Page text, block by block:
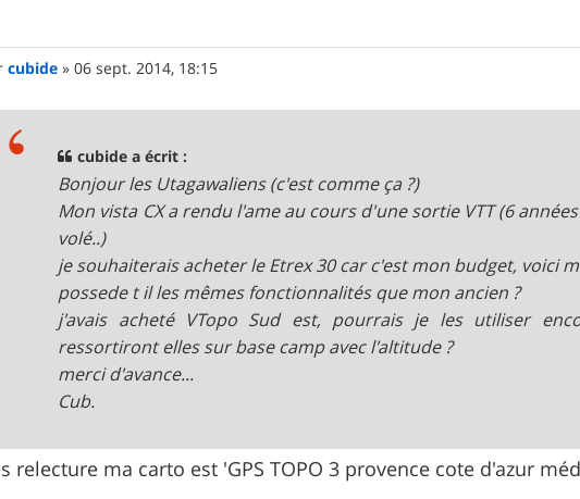
cubide »06 sept. 2014, 18:15
cubide a écrit :
Bonjour les Utagawaliens (c'est comme ça ?)
Mon vista CX a rendu l'ame au cours d'une sortie VTT (6
volé..)
je souhaiterais acheter le Etrex 30 car c'est mon budget, voici
possede t il les mêmes fonctionnalités que mon ancien ?
j'avais acheté VTopo Sud est, pourrais je les utiliser
ressortiront elles sur base camp avec l'altitude ?
merci d'avance...
Cub.
relecture ma carto est 'GPS TOPO 3 provence cote d'azur